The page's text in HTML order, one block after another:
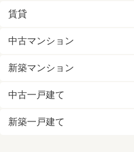
賃貸
中古マンション
新築マンション
中古一戸建て
新築一戸建て